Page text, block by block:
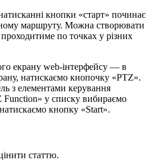
кнопки «старт» починає
маршруту. Можна створювати
по точках у різних
екрану web-інтерфейсу — в
натискаємо кнопочку «PTZ».
з елементами керування
Function» у списку вибираємо
кнопку «Start».
статтю.